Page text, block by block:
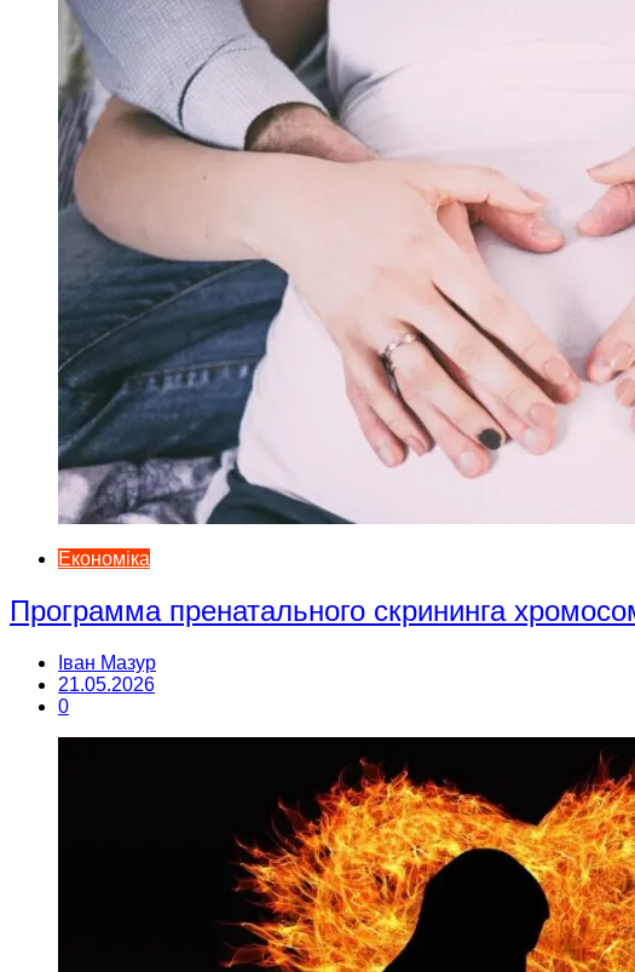
Економіка
Программа пренатального скрининга
Іван Мазур
21.05.2026
0